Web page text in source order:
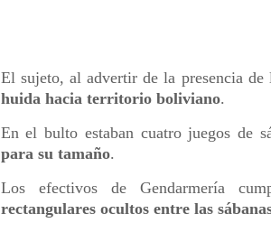
El sujeto, al advertir de la presencia de
huida hacia territorio boliviano.
En el bulto estaban cuatro juegos de
para su tamaño.
Los efectivos de Gendarmería
rectangulares ocultos entre las